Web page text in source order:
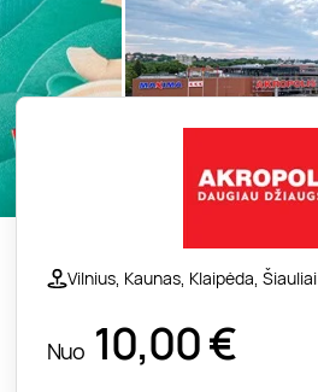
Vilnius, Kaunas, Klaipėda, Šiauliai
Nuo 10,00€